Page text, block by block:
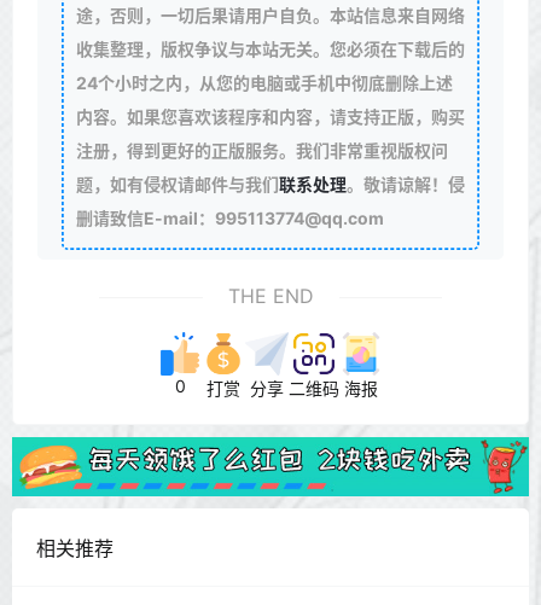
途，否则，一切后果请用户自负。本站信息来自网络
收集整理，版权争议与本站无关。您必须在下载后的
24个小时之内，从您的电脑或手机中彻底删除上述
内容。如果您喜欢该程序和内容，请支持正版，购买
注册，得到更好的正版服务。我们非常重视版权问
题，如有侵权请邮件与我们联系处理。敬请谅解！侵
删请致信E-mail：995113774@qq.com
THE END
0 打赏 分享 二维码 海报
相关推荐